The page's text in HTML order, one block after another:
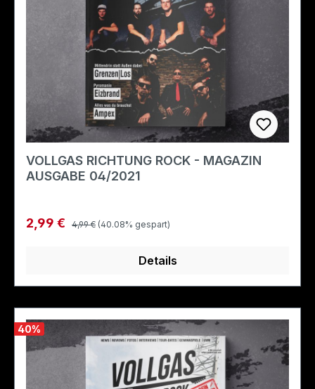
VOLLGAS RICHTUNG ROCK - MAGAZIN
AUSGABE 04/2021
Verkaufspreis:
2,99 € Regulärer Preis:
4,99 € (40.08% gespart)
Details
40%